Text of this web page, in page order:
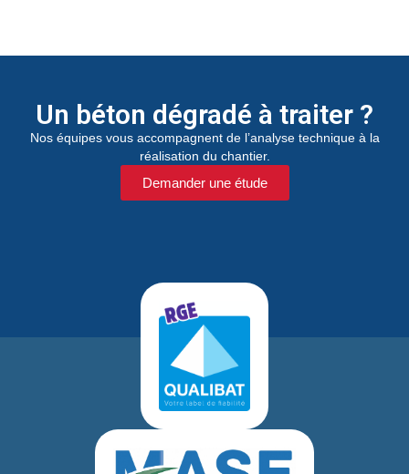
Un béton dégradé à traiter ?
Nos équipes vous accompagnent de l’analyse technique à la
réalisation du chantier.
Demander une étude